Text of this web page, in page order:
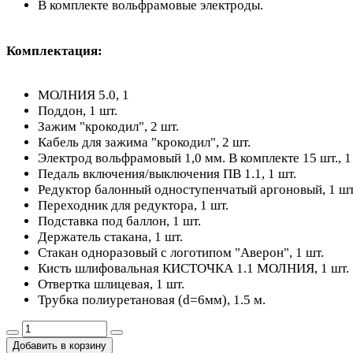
В комплекте вольфрамовые электроды.
Комплектация:
МОЛНИЯ 5.0, 1
Поддон, 1 шт.
Зажим "крокодил", 2 шт.
Кабель для зажима "крокодил", 2 шт.
Электрод вольфрамовый 1,0 мм. В комплекте 15 шт., 1
Педаль включения/выключения ПВ 1.1, 1 шт.
Редуктор балонный одноступенчатый аргоновый, 1
Переходник для редуктора, 1 шт.
Подставка под баллон, 1 шт.
Держатель стакана, 1 шт.
Стакан одноразовый с логотипом "Аверон", 1 шт.
Кисть шлифовальная КИСТОЧКА 1.1 МОЛНИЯ, 1 шт.
Отвертка шлицевая, 1 шт.
Трубка полиуретановая (d=6мм), 1.5 м.
Добавить в корзину